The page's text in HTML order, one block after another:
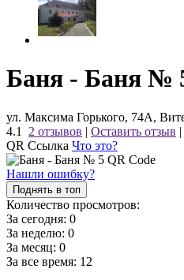
Баня - Баня №
ул. Максима Горького, 74А,
4.1
2 отзывов | Оставить отзыв |
QR Ссылка Что это?
Нашли ошибку?
Поднять в топ
Количество просмотров:
За сегодня: 0
За неделю: 0
За месяц: 0
За все время: 12